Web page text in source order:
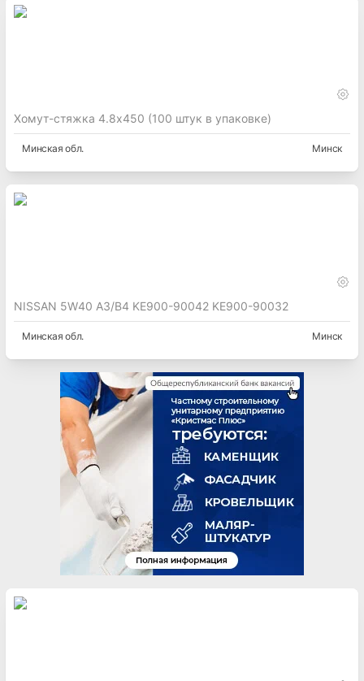
Хомут-стяжка 4.8х450 (100 штук в упаковке)
Минская обл. Минск
NISSAN 5W40 A3/B4 KE900-90042 KE900-90032
Минская обл. Минск